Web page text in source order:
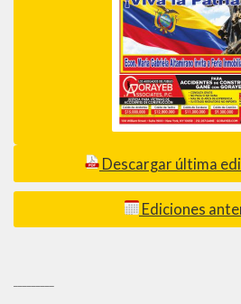
Descargar última
Ediciones